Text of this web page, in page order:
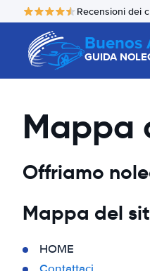
Recensioni dei
Buenos
GUIDA
Mappa
Offriamo
Mappa del
HOME